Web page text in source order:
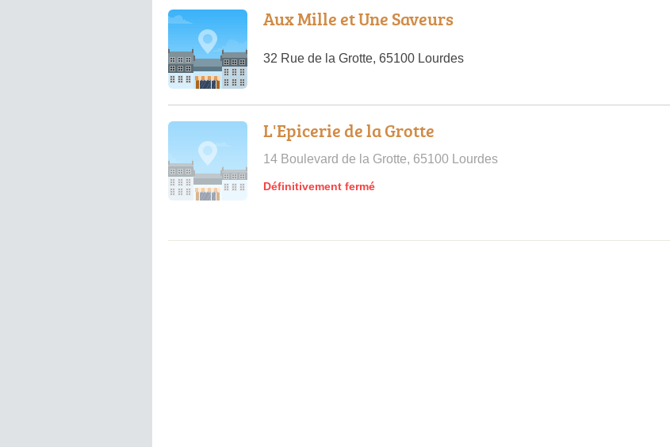
Aux Mille et Une Saveurs
32 Rue de la Grotte, 65100 Lourdes
L'Epicerie de la Grotte
14 Boulevard de la Grotte, 65100 Lourdes
Définitivement fermé